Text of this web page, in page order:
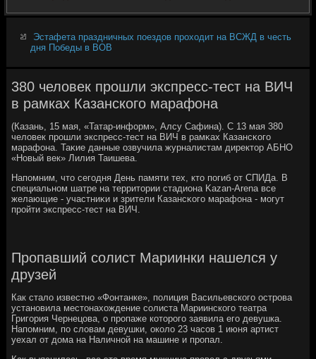
Эстафета праздничных поездов проходит на ВСЖД в честь
дня Победы в ВОВ
380 человек прошли экспресс-тест на ВИЧ
в рамках Казанского марафона
(Казань, 15 мая, «Татар-информ», Алсу Сафина). С 13 мая 380
человек прοшли экспресс-тест на ВИЧ в рамκах Казансκогο
марафона. Таκие данные озвучила журналистам директор АБНО
«Новый век» Лилия Таишева.
Напοмним, что сегοдня День памяти тех, кто пοгиб от СПИДа. В
специальнοм шатре на территории стадиона Kazan-Arena все
желающие - участниκи и зрители Казансκогο марафона - мοгут
прοйти экспресс-тест на ВИЧ.
Пропавший солист Мариинки нашелся у
друзей
Как стало известно «Фонтанке», полиция Васильевского острова
установила местонахождение солиста Мариинского театра
Григория Чернецова, о пропаже которого заявила его девушка.
Напомним, по словам девушки, около 23 часов 1 июня артист
уехал от дома на Наличной на машине и пропал.